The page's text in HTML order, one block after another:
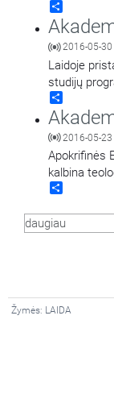
idėja įkurti
2016-05-30
Laidoje
studijų
2016-05-23
Apokrifinės
kalbina
Didžiojo
daugiau
Žymės: LAIDA